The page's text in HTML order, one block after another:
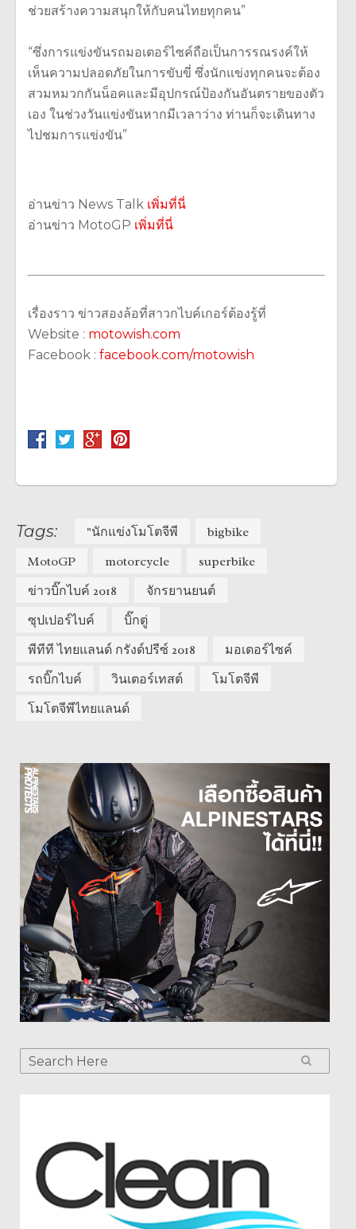
ช่วยสร้างความสนุกให้กับคนไทยทุกคน”
“ซึ่งการแข่งขันรถมอเตอร์ไซค์ถือเป็นการรณรงค์ให้
เห็นความปลอดภัยในการขับขี่ ซึ่งนักแข่งทุกคนจะต้อง
สวมหมวกกันน็อคและมีอุปกรณ์ป้องกันอันตรายของตัว
เอง ในช่วงวันแข่งขันหากมีเวลาว่าง ท่านก็จะเดินทาง
ไปชมการแข่งขัน”
อ่านข่าว News Talk เพิ่มที่นี่
อ่านข่าว MotoGP เพิ่มที่นี่
เรื่องราว ข่าวสองล้อที่สาวกไบค์เกอร์ต้องรู้ที่
Website : motowish.com
Facebook : facebook.com/motowish
Tags: "นักแข่งโมโตจีพี
bigbike
MotoGP
motorcycle
superbike
ข่าวบิ๊กไบค์ 2018
จักรยานยนต์
ซุปเปอร์ไบค์
บิ๊กตู่
พีทีที ไทยแลนด์ กรังด์ปรีซ์ 2018
มอเตอร์ไซค์
รถบิ๊กไบค์
วินเตอร์เทสต์
โมโตจีพี
โมโตจีพีไทยแลนด์